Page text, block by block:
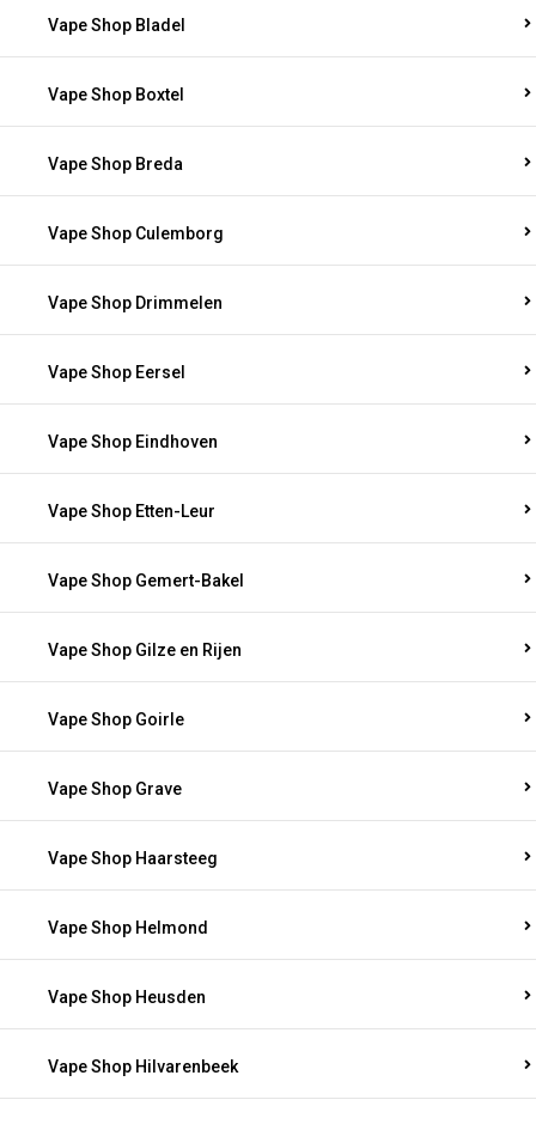
Vape Shop Bladel
Vape Shop Boxtel
Vape Shop Breda
Vape Shop Culemborg
Vape Shop Drimmelen
Vape Shop Eersel
Vape Shop Eindhoven
Vape Shop Etten-Leur
Vape Shop Gemert-Bakel
Vape Shop Gilze en Rijen
Vape Shop Goirle
Vape Shop Grave
Vape Shop Haarsteeg
Vape Shop Helmond
Vape Shop Heusden
Vape Shop Hilvarenbeek